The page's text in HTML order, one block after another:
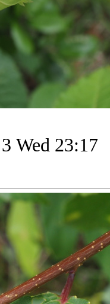
Wed 23:17